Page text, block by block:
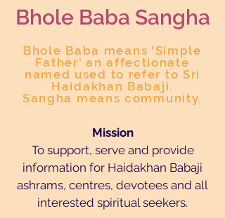
Bhole Baba Sangha
Bhole Baba means 'Simple
Father' an affectionate
named used to refer to Sri
Haidakhan Babaji.
Sangha means community.
Mission
To support, serve and provide
information for Haidakhan Babaji
ashrams, centres, devotees and all
interested spiritual seekers.